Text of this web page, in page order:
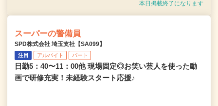
本日掲載終了になります
スーパーの警備員
SPD株式会社 埼玉支社【SA099】
注目 アルバイト パート
日勤5：40〜11：00他 現場固定◎お笑い芸人を使った動
画で研修充実！未経験スタート応援♪